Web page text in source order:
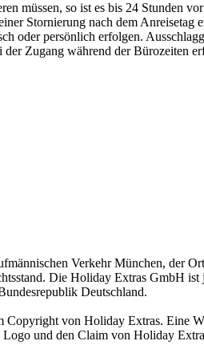
müssen, so ist es bis 24 Stunden
Stornierung nach dem Anreisetag
oder persönlich erfolgen.
Zugang während der Bürozeiten
Verkehr München, der
Die Holiday Extras GmbH
Deutschland.
von Holiday Extras. Eine
und den Claim von Holiday